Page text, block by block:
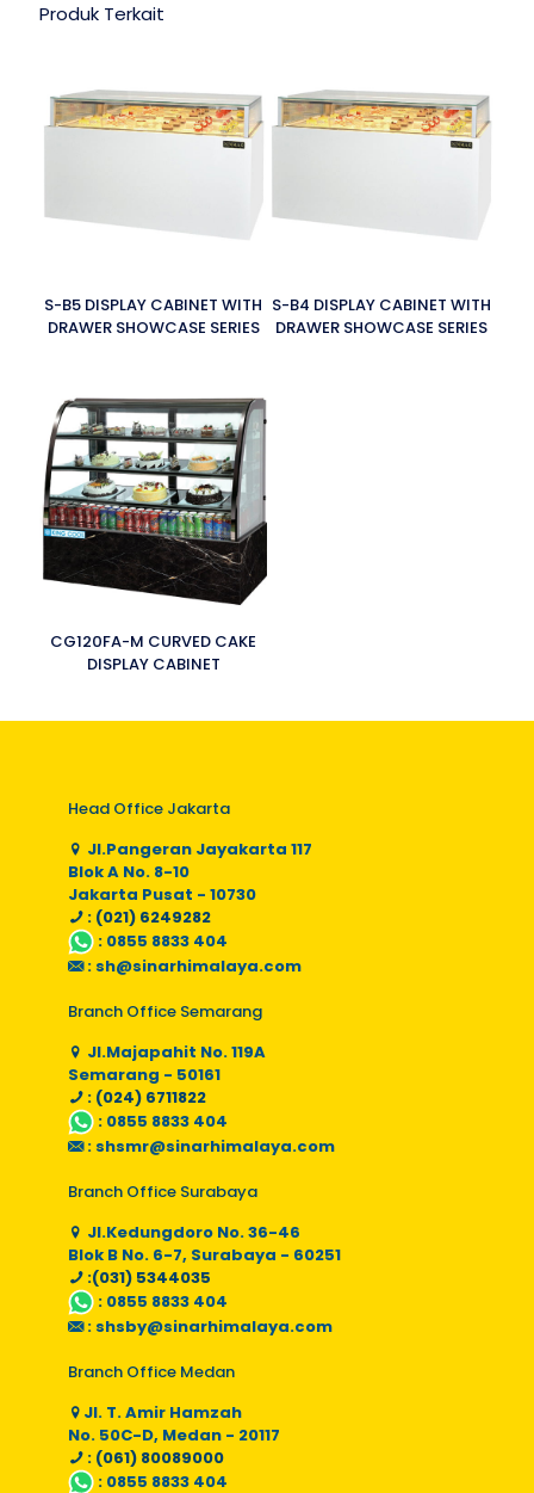
Produk Terkait
S-B5 DISPLAY CABINET WITH
DRAWER SHOWCASE SERIES
S-B4 DISPLAY CABINET WITH
DRAWER SHOWCASE SERIES
CG120FA-M CURVED CAKE
DISPLAY CABINET
Head Office Jakarta
Jl.Pangeran Jayakarta 117
Blok A No. 8-10
Jakarta Pusat - 10730
: (021) 6249282
: 0855 8833 404
: sh@sinarhimalaya.com
Branch Office Semarang
Jl.Majapahit No. 119A
Semarang - 50161
: (024) 6711822
: 0855 8833 404
: shsmr@sinarhimalaya.com
Branch Office Surabaya
Jl.Kedungdoro No. 36-46
Blok B No. 6-7, Surabaya - 60251
:(031) 5344035
: 0855 8833 404
: shsby@sinarhimalaya.com
Branch Office Medan
Jl. T. Amir Hamzah
No. 50C-D, Medan - 20117
: (061) 80089000
: 0855 8833 404